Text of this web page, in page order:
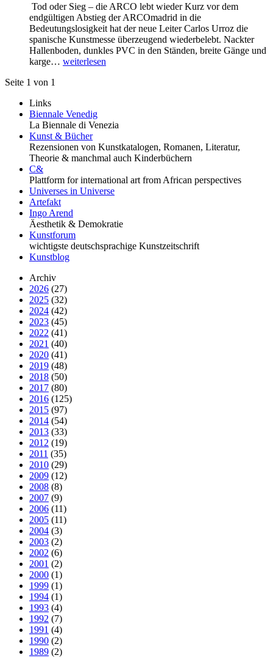
Tod oder Sieg – die ARCO lebt wieder Kurz vor dem
endgültigen Abstieg der ARCOmadrid in die
Bedeutungslosigkeit hat der neue Leiter Carlos Urroz die
spanische Kunstmesse überzeugend wiederbelebt. Nackter
Hallenboden, dunkles PVC in den Ständen, breite Gänge und
karge… weiterlesen
Seite 1 von 1
Links
Biennale Venedig
La Biennale di Venezia
Kunst & Bücher
Rezensionen von Kunstkatalogen, Romanen, Literatur,
Theorie & manchmal auch Kinderbüchern
C&
Plattform for international art from African perspectives
Universes in Universe
Artefakt
Ingo Arend
Äesthetik & Demokratie
Kunstforum
wichtigste deutschsprachige Kunstzeitschrift
Kunstblog
Archiv
2026 (27)
2025 (32)
2024 (42)
2023 (45)
2022 (41)
2021 (40)
2020 (41)
2019 (48)
2018 (50)
2017 (80)
2016 (125)
2015 (97)
2014 (54)
2013 (33)
2012 (19)
2011 (35)
2010 (29)
2009 (12)
2008 (8)
2007 (9)
2006 (11)
2005 (11)
2004 (3)
2003 (2)
2002 (6)
2001 (2)
2000 (1)
1999 (1)
1994 (1)
1993 (4)
1992 (7)
1991 (4)
1990 (2)
1989 (2)